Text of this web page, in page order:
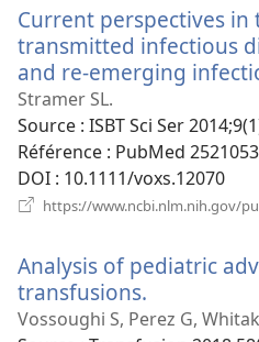
Current perspectives in
transmitted infectious
and re-emerging
Stramer SL.
Source ‎: ISBT Sci Ser
Référence ‎: PubMed
DOI ‎: 10.1111/voxs.12070
https://www.ncbi.nlm.nih.gov/
Analysis of pediatric
transfusions.
une
Vossoughi S, Perez G,